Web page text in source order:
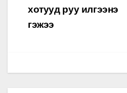
хотууд руу илгээнэ
гэжээ